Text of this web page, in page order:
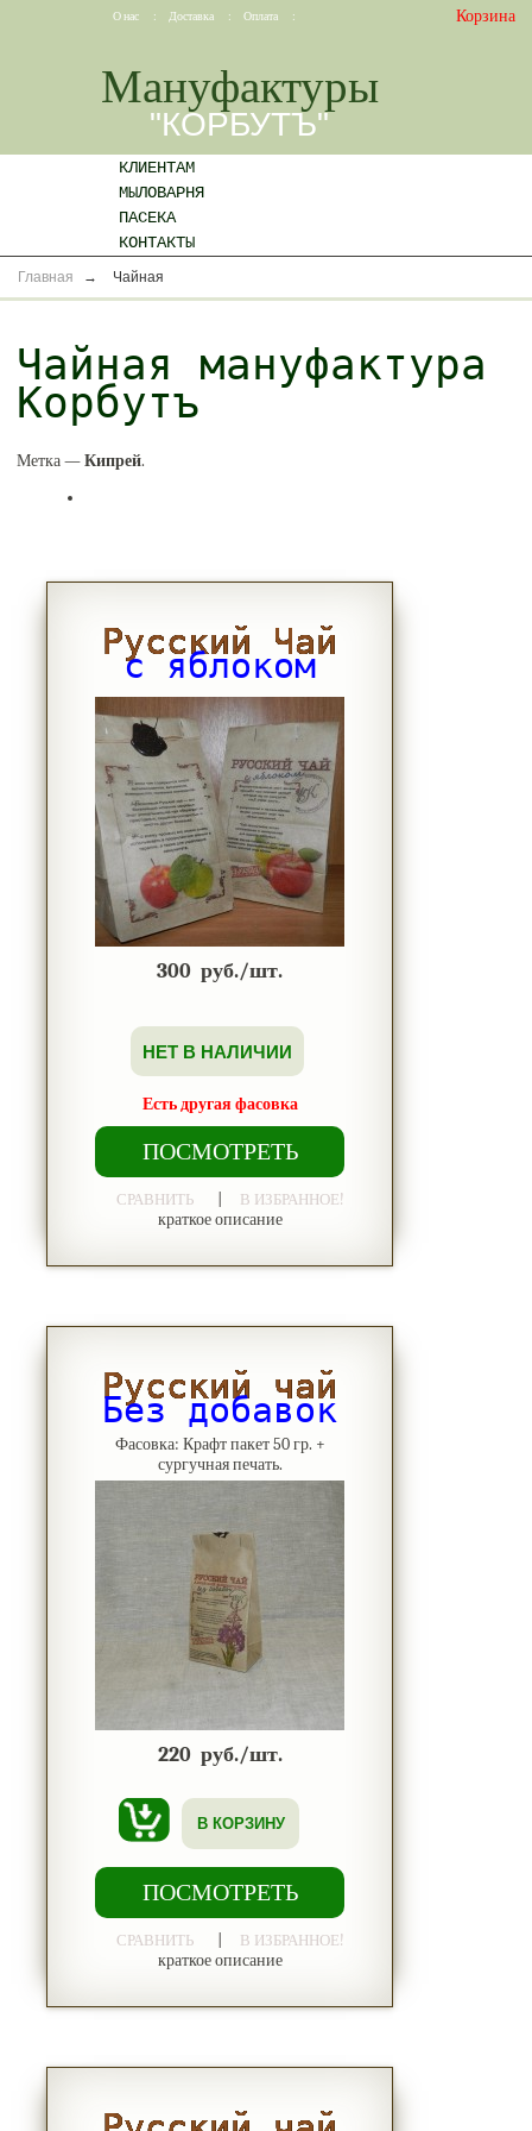
О нас : Доставка : Оплата : Корзина
Мануфактуры
"КОРБУТЪ"
КЛИЕНТАМ
МЫЛОВАРНЯ
ПАСЕКА
КОНТАКТЫ
Главная → Чайная
Чайная мануфактура
Корбутъ
Метка —Кипрей.
Русский Чай
с яблоком
300 руб./шт.
НЕТ В НАЛИЧИИ
Есть другая фасовка
ПОСМОТРЕТЬ
СРАВНИТЬ В ИЗБРАННОЕ!
краткое описание
Русский чай
Без добавок
Фасовка: Крафт пакет 50 гр. +
сургучная печать.
220 руб./шт.
В КОРЗИНУ
ПОСМОТРЕТЬ
СРАВНИТЬ В ИЗБРАННОЕ!
краткое описание